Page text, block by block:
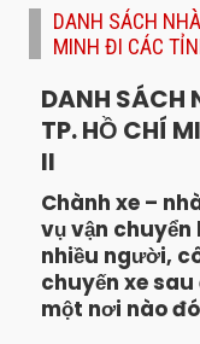
DANH SÁCH
MINH ĐI CÁC
DANH SÁCH
TP. HỒ CHÍ
II
Chành xe –
vụ vận
nhiều người,
chuyến xe
một nơi nào